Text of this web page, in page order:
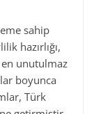
sahip
hazırlığı,
en unutulmaz
boyunca
Türk